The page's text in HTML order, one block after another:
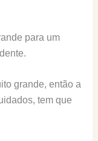
para um
grande, então a
tem que